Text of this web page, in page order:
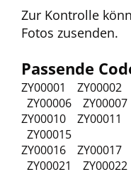
Zur Kontrolle
Fotos zusenden.
Passende
ZY00001
ZY00006
ZY00010
ZY00015
ZY00016
ZY00021